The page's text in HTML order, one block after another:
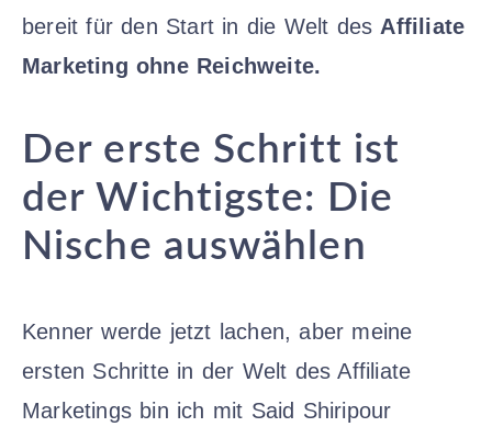
bereit für den Start in die Welt des Affiliate
Marketing ohne Reichweite.
Der erste Schritt ist
der Wichtigste: Die
Nische auswählen
Kenner werde jetzt lachen, aber meine
ersten Schritte in der Welt des Affiliate
Marketings bin ich mit Said Shiripour